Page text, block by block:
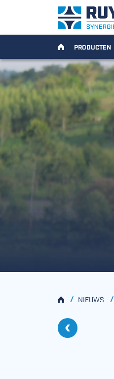
Ruys Groep
HOMEPRODUCTEN
HOMENIEUWS
/ /